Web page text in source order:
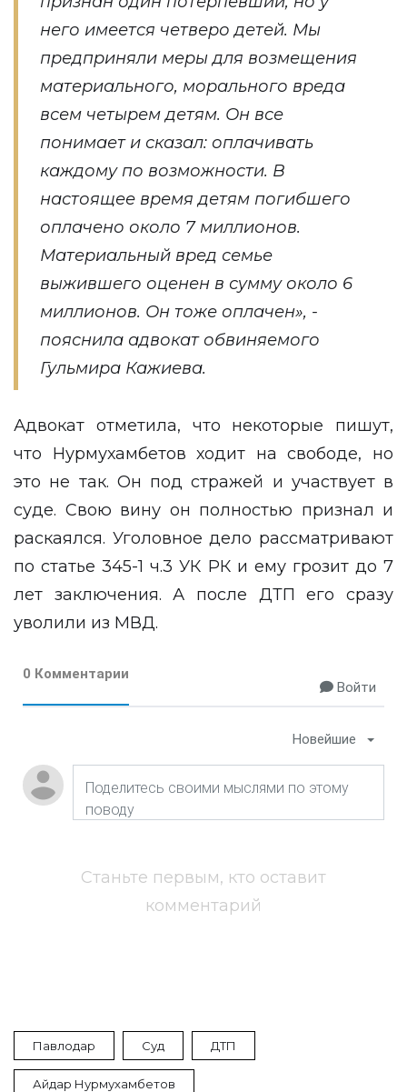
него имеется четверо детей. Мы
предприняли меры для возмещения
материального, морального вреда
всем четырем детям. Он все
понимает и сказал: оплачивать
каждому по возможности. В
настоящее время детям погибшего
оплачено около 7 миллионов.
Материальный вред семье
выжившего оценен в сумму около 6
миллионов. Он тоже оплачен», -
пояснила адвокат обвиняемого
Гульмира Кажиева.
Адвокат отметила, что некоторые пишут,
что Нурмухамбетов ходит на свободе, но
это не так. Он под стражей и участвует в
суде. Свою вину он полностью признал и
раскаялся. Уголовное дело рассматривают
по статье 345-1 ч.3 УК РК и ему грозит до 7
лет заключения. А после ДТП его сразу
уволили из МВД.
0 Комментарии
Войти
Новейшие
Станьте первым, кто оставит
комментарий
Павлодар Суд ДТП
Айдар Нурмухамбетов